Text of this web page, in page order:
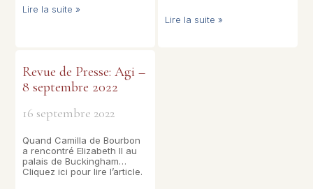
Lire la suite »
Lire la suite »
Revue de Presse: Agi –
8 septembre 2022
16 septembre 2022
Quand Camilla de Bourbon
a rencontré Elizabeth II au
palais de Buckingham…
Cliquez ici pour lire l’article.